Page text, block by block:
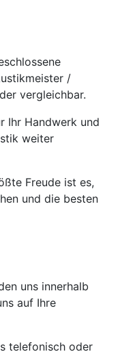
/
vergleichbar.
Ihr Handwerk und
weiter
Freude ist es,
und die besten
uns innerhalb
auf Ihre
telefonisch oder